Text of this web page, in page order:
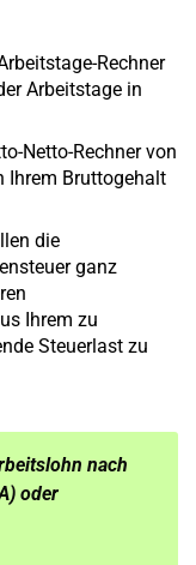
Rechner
Arbeitstage in
Netto-Rechner von
Ihrem Bruttogehalt
die
ganz
Ihrem zu
Steuerlast zu
nach
oder